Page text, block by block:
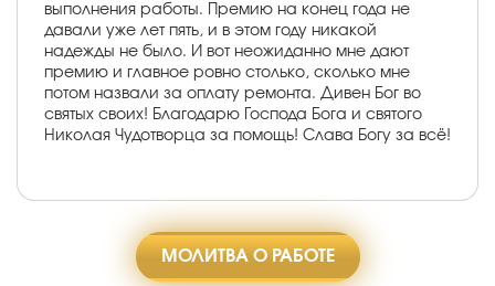
выполнения работы. Премию на конец года не
давали уже лет пять, и в этом году никакой
надежды не было. И вот неожиданно мне дают
премию и главное ровно столько, сколько мне
потом назвали за оплату ремонта. Дивен Бог во
святых своих! Благодарю Господа Бога и святого
Николая Чудотворца за помощь! Слава Богу за всё!
МОЛИТВА О РАБОТЕ